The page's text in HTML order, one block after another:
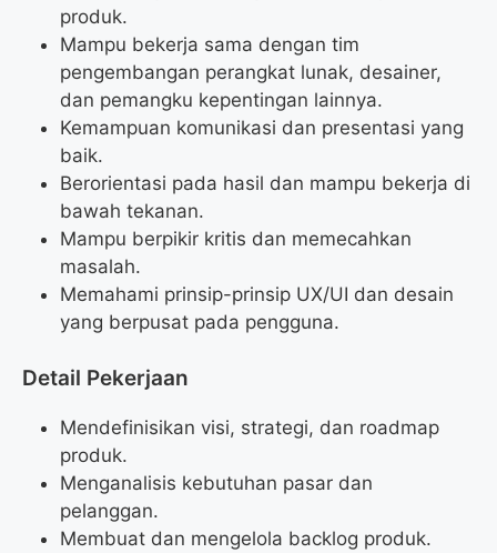
produk.
Mampu bekerja sama dengan tim
pengembangan perangkat lunak, desainer,
dan pemangku kepentingan lainnya.
Kemampuan komunikasi dan presentasi yang
baik.
Berorientasi pada hasil dan mampu bekerja di
bawah tekanan.
Mampu berpikir kritis dan memecahkan
masalah.
Memahami prinsip-prinsip UX/UI dan desain
yang berpusat pada pengguna.
Detail Pekerjaan
Mendefinisikan visi, strategi, dan roadmap
produk.
Menganalisis kebutuhan pasar dan
pelanggan.
Membuat dan mengelola backlog produk.